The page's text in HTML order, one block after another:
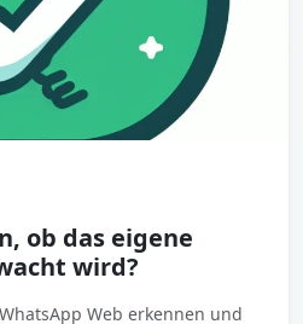
ob das eigene
wird?
Web erkennen und